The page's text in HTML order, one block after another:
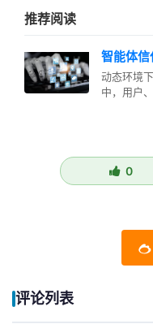
推荐阅读
智能体
动态环境
中，用户
0
评论列表